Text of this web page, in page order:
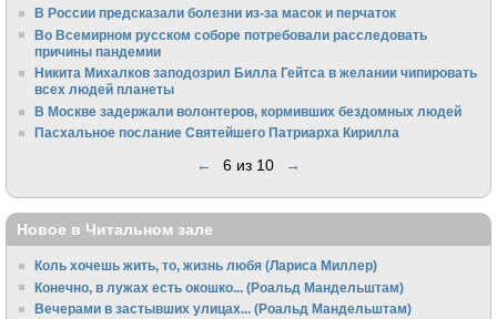
В России предсказали болезни из-за масок и перчаток
Во Всемирном русском соборе потребовали расследовать
причины пандемии
Никита Михалков заподозрил Билла Гейтса в желании чипировать
всех людей планеты
В Москве задержали волонтеров, кормивших бездомных людей
Пасхальное послание Святейшего Патриарха Кирилла
← 6 из 10 →
Новое в Читальном зале
Коль хочешь жить, то, жизнь любя (Лариса Миллер)
Конечно, в лужах есть окошко... (Роальд Мандельштам)
Вечерами в застывших улицах... (Роальд Мандельштам)